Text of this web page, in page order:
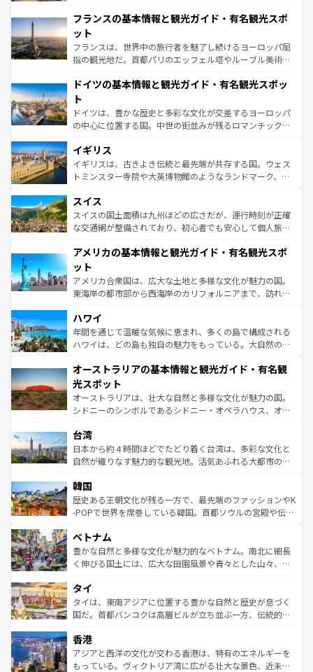
ませてくれるイタリアで、忘れられない旅をしてみよう！
なお、新着のイタリア情報は
しい。
文化が根付くこの国では、情熱的なフラメンコ、熱気あふ
れる闘牛、そして美味しいタパスが生活の一部となってい
る。首都マドリードの洗練された雰囲気や、バルセロナの
アートに溢れた街角から、地方では古代ローマ遺跡や中世
せる。地方によって風土や気候が異なるスペインはその個
ンテンツ一覧 を参照してほしい。
フランスの基本情報と観光ガイド・有名観光スポ
ット
フランスは、世界中の旅行者を魅了し続けるヨーロッパ屈
指の観光地だ。首都パリのエッフェル塔やルーブル美術館
で、幅広い魅力が詰まっている。華麗な宮殿、歴史的な大
聖堂、美しいビーチ、そして豊かな自然が、訪れる者を心
から魅了する。また、フランスは美食の国としても知ら
れ、フランス料理はユネスコ無形文化遺産にも登録されて
香り高いラベンダー畑など、多彩な楽しみ方が可能だ。さ
らに、パリ以外の地域にも魅力が溢れており、どの街角に
も豊かな歴史と文化が息づいている。パリ以外の個性あふ
を参照してほしい。
ドイツの基本情報と観光ガイド・有名観光スポッ
ト
ドイツは、豊かな歴史と多彩な文化が交差するヨーロッパ
の中心に位置する国。中世の街並みが残るロマンチック街
顔を持つこの国は、どこを歩いても飽きることがない。ベ
ルリンの文化的活気、バイエルン州のアルプスの絶景、そ
してライン川沿いのワイン畑といった風景は必見。ビール
は、お酒好きな人にはぜひ体験してほしい。 なお、新着の
ドイツ情報はコンテンツ一覧を参照してほしい。
イギリス
イギリスは、古きよき伝統と最先端が共存する国。ウェス
トミンスター寺院や大英博物館のようなランドマーク、歴
リアごとに異なる魅力がある。また、優雅なアフタヌーン
ティー、ビール好きにはたまらない英国パブ、サッカー観
戦など、本場だからこそできる体験も豊富。イギリスを旅
ンツ一覧を参照してほしい。
スイス
スイスの国土面積は九州ほどの広さだが、運行時刻が正確
な交通網が整備されており、初心者でも安心して個人旅行
の建物がそのまま残る町や、スイスならではのユニークな
博物館もあり、アルプス観光だけでなく町歩きも満喫する
ことができる。国民の所得が高いため物価も高いが、旅行
者向けの交通パス提供のサービスもあり、うまく活用すれ
着のスイス情報は
アメリカの基本情報と観光ガイド・有名観光スポ
ット
アメリカ合衆国は、広大な土地と多様な文化が魅力の国。
東海岸の都市部から西海岸のカリフォルニアまで、訪れる
のような巨大都市は、観光、ショッピング、エンターテイ
ンメントが詰まった刺激的なスポットだ。一方、アメリカ
西部には大自然が広がり、グランドキャニオンやイエロー
部のニューオーリンズでは、音楽と美食が融合した独特の
文化が魅力。旅行者はアメリカの各地域で異なる魅力を楽
しみながら、その多様性と豊かな歴史を感じることができ
るだろう。車でのロードトリップや列車の旅も、アメリカ
情報は
ハワイ
年間を通じて温暖な気候に恵まれ、多くの島で構成される
ハワイは、どの島も独自の魅力をもっている。大自然の神
ワイ島は見逃せない。また、定番の観光地といえばオアフ
島だが、静かな自然を求めるならマウイ島やカウアイ島が
おすすめ。エメラルドグリーンに輝く海をはじめ、豊かな
文化や歴史が息づいている。「アロハスピリット」と呼ば
人々、おいしいローカルフードやハワイアンミュージッ
ク、伝統的なフラダンスなど、すべてがハワイの魅力を彩
っている。訪れるたびに新しい発見と感動が待っているハ
はコンテンツ一覧
オーストラリアの基本情報と観光ガイド・有名観
光スポット
オーストラリアは、壮大な自然と多様な文化が魅力の国。
シドニーのシンボルであるシドニー・オペラハウス、オー
リアリーフや大陸中央部にそびえるウルル（エアーズロッ
ク）、タスマニアの美しい原生林やケアンズの熱帯雨林な
ど、見どころがたくさん。また、カフェやワイン、オージ
いる。アクティビティも充実しており、サーフィンやダイ
ビング、ハイキングなど、アウトドア好きにはたまらな
い。オーストラリアの多彩な魅力を存分に味わいつくそ
参照してほしい。
台湾
日本から約４時間ほどでたどり着く台湾は、多彩な文化と
自然が織りなす魅力的な観光地。活気あふれる大都市の台
ン）、静ひつな山岳地帯である台湾東部など、都市の喧騒
と山間の静けさが共存しており、訪れる人に新しい発見と
驚きをもたらしてくれる。また、奥深い台湾の食文化も魅
容にもいいと評判のスイーツなど、バラエティ豊かな料理
が味わえる。 なお、新着の台湾情報は コンテンツ一覧を参
照してほしい。
韓国
歴史ある王朝文化が残る一方で、最先端のファッションやK
-POPで世界を席巻している韓国。首都ソウルの宮殿や伝統
き、地方に足を延ばせば四季折々の自然美を楽しむことが
できる。そして、キムチや焼肉、絶品のストリートフード
まで、さまざまな韓国料理が待っている。夜には、韓国な
リティに包まれながら、韓国の多彩な魅力を心ゆくまで味
わってみてほしい。 なお、新着の韓国情報はコンテンツ一
覧を参照してほしい。
ベトナム
豊かな自然と多様な文化が魅力的なベトナム。南北に細長
く伸びる国土には、広大な田園風景や青々とした山々、世
急速な発展と共に伝統が息づく。ハノイの古い町並みやホ
ーチミン市のフランス統治時代の建物も、独特の雰囲気を
醸し出している。また、バラエティの豊かさとおいしさで
とつ。フォーやバインミー、ベトナムコーヒーなどは、ぜ
ひ現地で味わいたい。どの地域を訪れてもあたたかい人々
が旅行者を迎えてくれるので、きっと忘れられない旅にな
タイ
タイは、東南アジアに位置する豊かな自然と歴史が息づく
国だ。首都バンコクは高層ビルが立ち並ぶ一方、伝統的な
の活気が交差している。北部ではチェンマイなどの山岳地
帯で自然と触れ合い、南部ではプーケットやクラビの美し
いビーチでリゾート気分を楽しむことができる。タイ料理
香港
アジアと西洋の文化が交わる香港は、特有のエネルギーを
もっている。ヴィクトリア湾に広がる壮大な景色、近未来